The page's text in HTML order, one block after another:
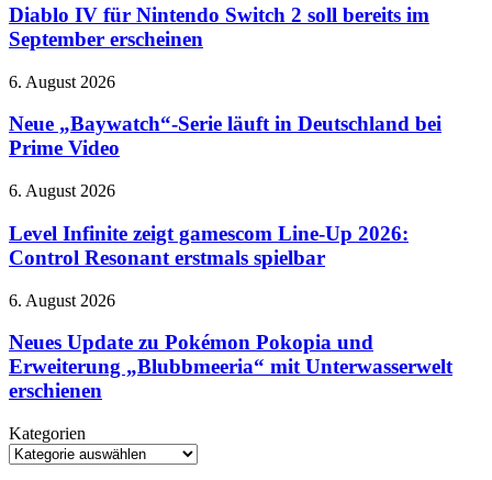
für
Nintendo
Switch
soll
im
September
Diablo IV für Nintendo Switch 2 soll bereits im
September erscheinen
Neue
Serie
läuft
in
bei
Video
6. August 2026
Neue „Baywatch“-Serie läuft in Deutschland bei
Prime Video
Level
zeigt
gamescom
Line-
2026:
Resonant
erstmals
spielbar
6. August 2026
Level Infinite zeigt gamescom Line-Up 2026:
Control Resonant erstmals spielbar
Neues
zu
Pokémon
Pokopia
und
„Blubbmeeria“
mit
6. August 2026
Neues Update zu Pokémon Pokopia und
Erweiterung „Blubbmeeria“ mit Unterwasserwelt
erschienen
Kategorien
Kategorien